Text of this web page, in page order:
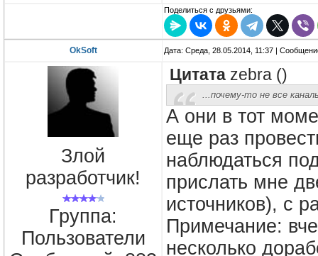
Поделиться с друзьями:
OkSoft Дата: Среда, 28.05.2014, 11:37 |
Злой
разработчик!
Группа:
Пользователи
Цитата zebra ()
...почему-то не все
А они в тот
еще раз
наблюдаться
прислать мне
источников), с
Примечание:
несколько